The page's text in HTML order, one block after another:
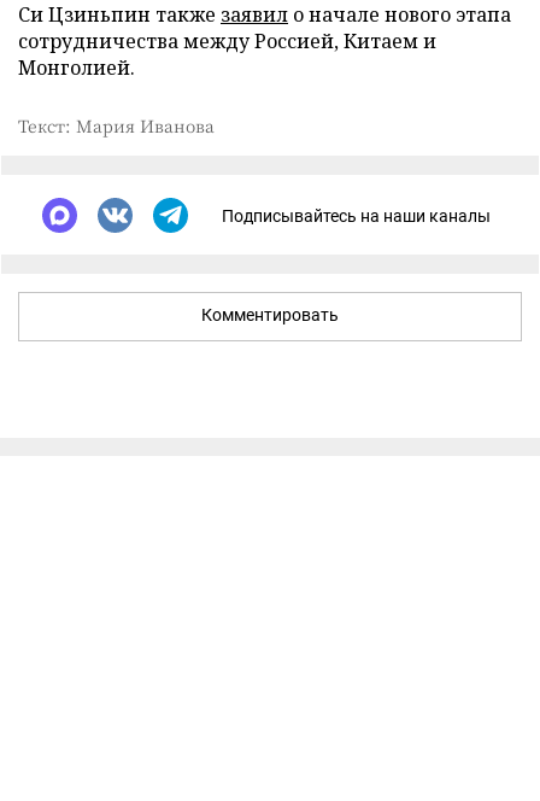
Си Цзиньпин также заявил о начале нового этапа
сотрудничества между Россией, Китаем и
Монголией.
Текст: Мария Иванова
Подписывайтесь на наши каналы
Комментировать